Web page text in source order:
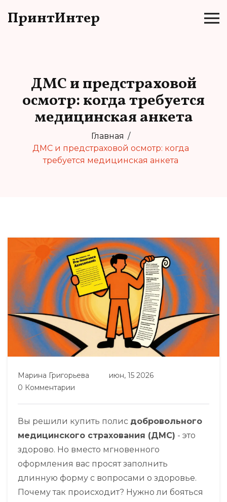
ПринтИнтер
ДМС и предстраховой
осмотр: когда требуется
медицинская анкета
Главная
ДМС и предстраховой осмотр: когда
требуется медицинская анкета
Марина Григорьева
июн, 15 2026
0 Комментарии
Вы решили купить полис добровольного
медицинского страхования (ДМС) - это
здорово. Но вместо мгновенного
оформления вас просят заполнить
длинную форму с вопросами о здоровье.
Почему так происходит? Нужно ли бояться